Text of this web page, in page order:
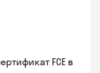
FCE в